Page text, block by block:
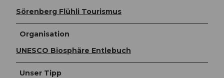
Sörenberg Flühli Tourismus
Organisation
UNESCO Biosphäre Entlebuch
Unser Tipp